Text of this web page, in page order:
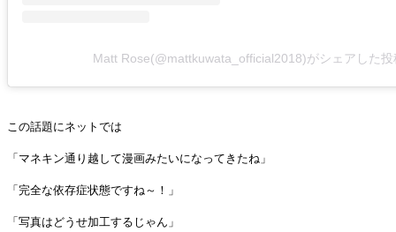
Matt Rose(@mattkuwata_official2018)がシェアした投
この話題にネットでは
「マネキン通り越して漫画みたいになってきたね」
「完全な依存症状態ですね～！」
「写真はどうせ加工するじゃん」